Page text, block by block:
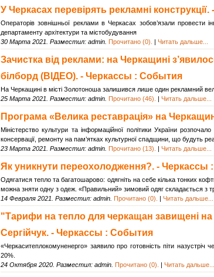
У Черкасах перевірять рекламні
Операторів зовнішньої реклами в Черкасах зобов’язали провести
департаменту архітектури та містобудування
30 Марта 2021. Разместил: admin. Прочитано (0). | Читать дальше...
Зачистка від реклами: на Черкащині
білборд (ВІДЕО). - Черкассы : События
На Черкащині в місті Золотоноша залишився лише один рекламний
25 Марта 2021. Разместил: admin. Прочитано (46). | Читать дальше...
Програма «Велика реставрація» на
Міністерство культури та інформаційної політики України
консервації, ремонту на пам’ятках культурної спадщини, що будуть
23 Марта 2021. Разместил: admin. Прочитано (13). | Читать дальше...
Як уникнути переохолодження?. - Черкассы
Одягатися тепло та багатошарово: одягніть на себе кілька тонких
можна зняти одну з одеж. «Правильний» зимовий одяг складається з
14 Февраля 2021. Разместил: admin. Прочитано (0). | Читать дальше...
"Тарифи на тепло для черкащан завищені на
Сергійчук. - Черкассы : События
«Черкаситеплокомуненерго» заявило про готовність піти
20%.
24 Октября 2020. Разместил: admin. Прочитано (0). | Читать дальше...